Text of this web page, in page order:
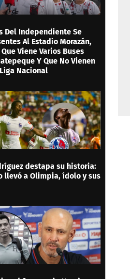
Del Independiente Se
Al Estadio Morazán,
Viene Varios Buses
Y Que No Vienen
Nacional
destapa su historia:
llevó a Olimpia, ídolo y sus